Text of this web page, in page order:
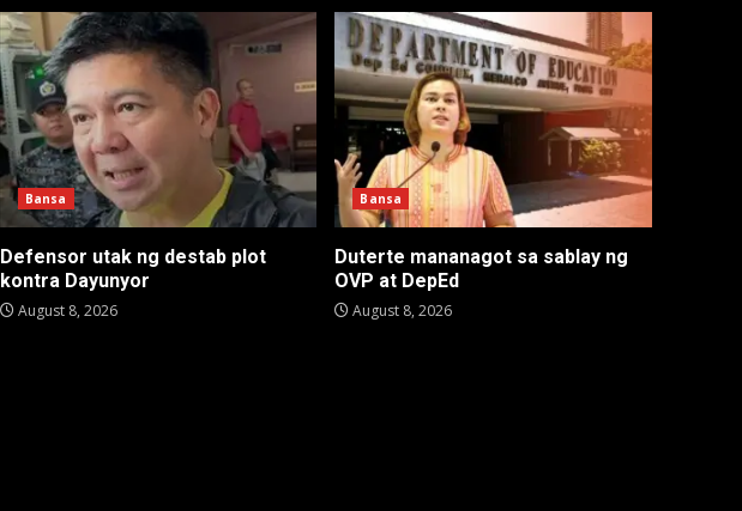
Bansa
Defensor utak ng destab plot
kontra Dayunyor
August 8, 2026
Bansa
Duterte mananagot sa sablay ng
OVP at DepEd
August 8, 2026